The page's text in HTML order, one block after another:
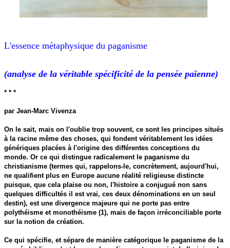
L'essence métaphysique du paganisme
(analyse de la véritable spécificité de la pensée païenne)
* * *
par Jean-Marc Vivenza
On le sait, mais on l'oublie trop souvent, ce sont les principes situés
à la racine même des choses, qui fondent véritablement les idées
génériques placées à l'origine des différentes conceptions du
monde. Or ce qui distingue radicalement le paganisme du
christianisme (termes qui, rappelons-le, concrètement, aujourd'hui,
ne qualifient plus en Europe aucune réalité religieuse distincte
puisque, que cela plaise ou non, l'histoire a conjugué non sans
quelques difficultés il est vrai, ces deux dénominations en un seul
destin), est une divergence majeure qui ne porte pas entre
polythéisme et monothéisme (1), mais de façon irréconciliable porte
sur la notion de création.
Ce qui spécifie, et sépare de manière catégorique le paganisme de la